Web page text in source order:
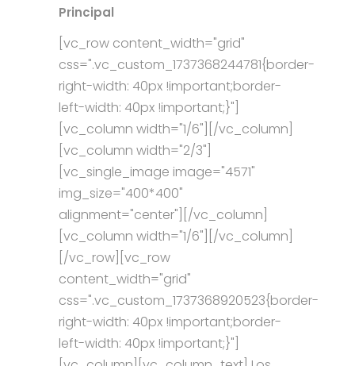
Principal
[vc_row content_width="grid"
css=".vc_custom_1737368244781{border-
right-width: 40px !important;border-
left-width: 40px !important;}"]
[vc_column width="1/6"][/vc_column]
[vc_column width="2/3"]
[vc_single_image image="4571"
img_size="400*400"
alignment="center"][/vc_column]
[vc_column width="1/6"][/vc_column]
[/vc_row][vc_row
content_width="grid"
css=".vc_custom_1737368920523{border-
right-width: 40px !important;border-
left-width: 40px !important;}"]